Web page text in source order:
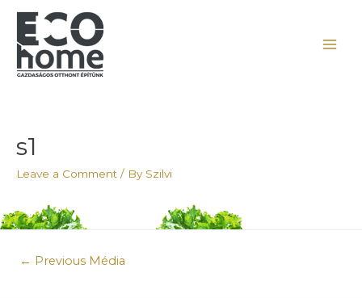
s1
Leave a Comment / By Szilvi
← Previous Média